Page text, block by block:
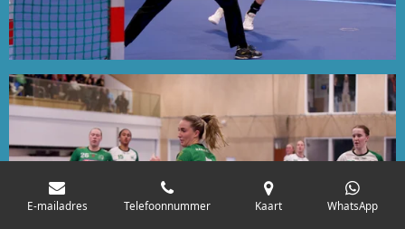
E-mailadres Telefoonnummer Kaart WhatsApp